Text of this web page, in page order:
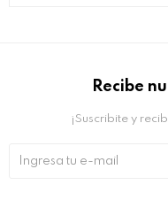
Recibe
¡Suscribite y